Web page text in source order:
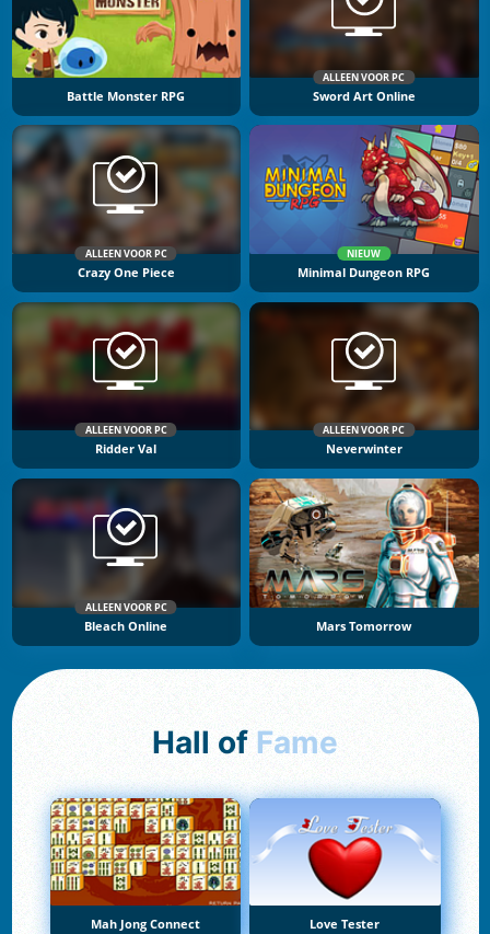
Battle Monster RPG
ALLEEN VOOR PC
Sword Art Online
ALLEEN VOOR PC
Crazy One Piece
NIEUW
Minimal Dungeon RPG
ALLEEN VOOR PC
Ridder Val
ALLEEN VOOR PC
Neverwinter
ALLEEN VOOR PC
Bleach Online Mars Tomorrow
Hall of Fame
Mah Jong Connect Love Tester